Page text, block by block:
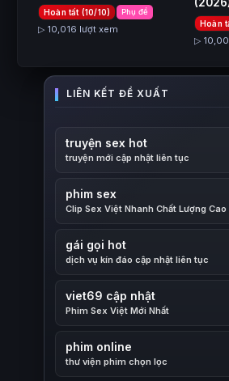
Hoàn tất (10/10) Phụ đề
▷ 10,016 lượt xem
Hoàn
▷
truyện sex hot
truyện mới cập nhật liên tục
phim sex
Clip Sex Việt Nhanh Chất Lượng Cao
gái gọi hot
dịch vụ kín đáo cập nhật liên tục
viet69 cập nhật
Phim Sex Việt Mới Nhất
phim online
thư viện phim chọn lọc